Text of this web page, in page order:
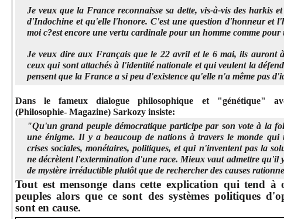
Je veux que la France reconnaisse sa dette, vis-à-vis des harkis et
d'Indochine et qu'elle l'honore. C'est une question d'honneur et
moi c?est encore une vertu cardinale pour un homme comme pour
Je veux dire aux Français que le 22 avril et le 6 mai, ils auront
ceux qui sont attachés à l'identité nationale et qui veulent la
pensent que la France a si peu d'existence qu'elle n'a même pas
Dans le fameux dialogue philosophique et "génétique"
(Philosophie- Magazine) Sarkozy insiste:
"Qu'un grand peuple démocratique participe par son vote à la
une énigme. Il y a beaucoup de nations à travers le monde qui
crises sociales, monétaires, politiques, et qui n'inventent pas la
ne décrètent l'extermination d'une race. Mieux vaut admettre qu'il
de mystère irréductible plutôt que de rechercher des causes
Tout est mensonge dans cette explication qui tend à
peuples alors que ce sont des systèmes politiques
sont en cause.